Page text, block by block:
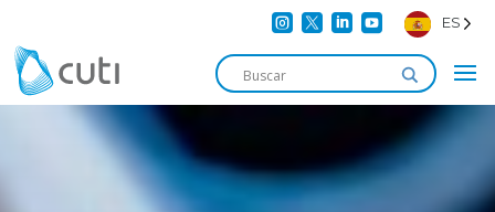
    ES